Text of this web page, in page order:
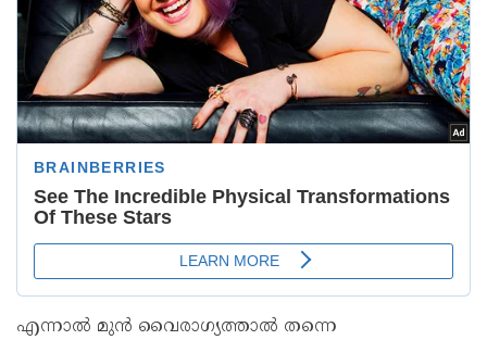
എന്നാല്‍ മുന്‍ വൈരാഗ്യത്താല്‍ തന്നെ